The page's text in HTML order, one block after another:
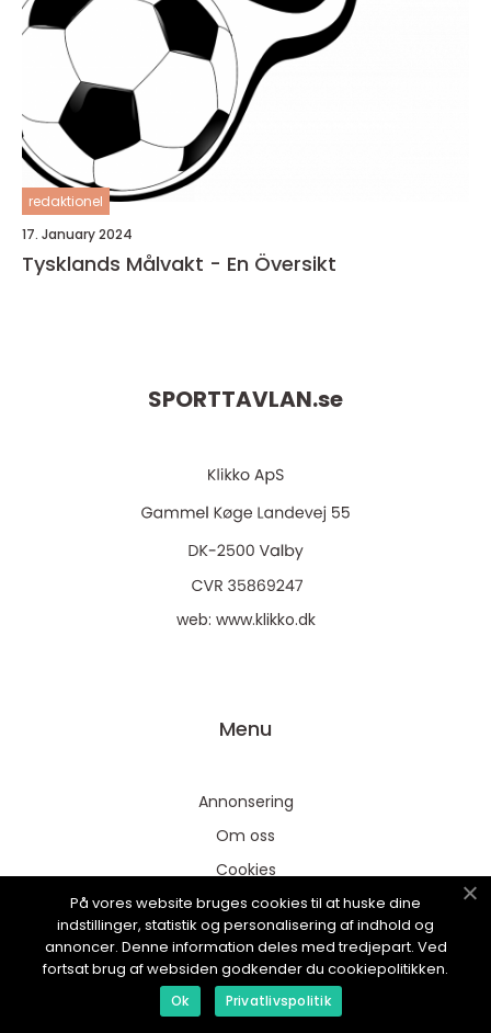
redaktionel
17. January 2024
Tysklands Målvakt - En Översikt
SPORTTAVLAN.se
web: www.klikko.dk
Menu
Annonsering
Om oss
Cookies
Kontakta oss
Sitemap
På vores website bruges cookies til at huske dine
indstillinger, statistik og personalisering af indhold og
annoncer. Denne information deles med tredjepart. Ved
fortsat brug af websiden godkender du cookiepolitikken.
Ok Privatlivspolitik